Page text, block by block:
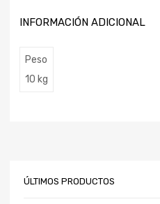
INFORMACIÓN ADICIONAL
Peso
10 kg
ÚLTIMOS PRODUCTOS